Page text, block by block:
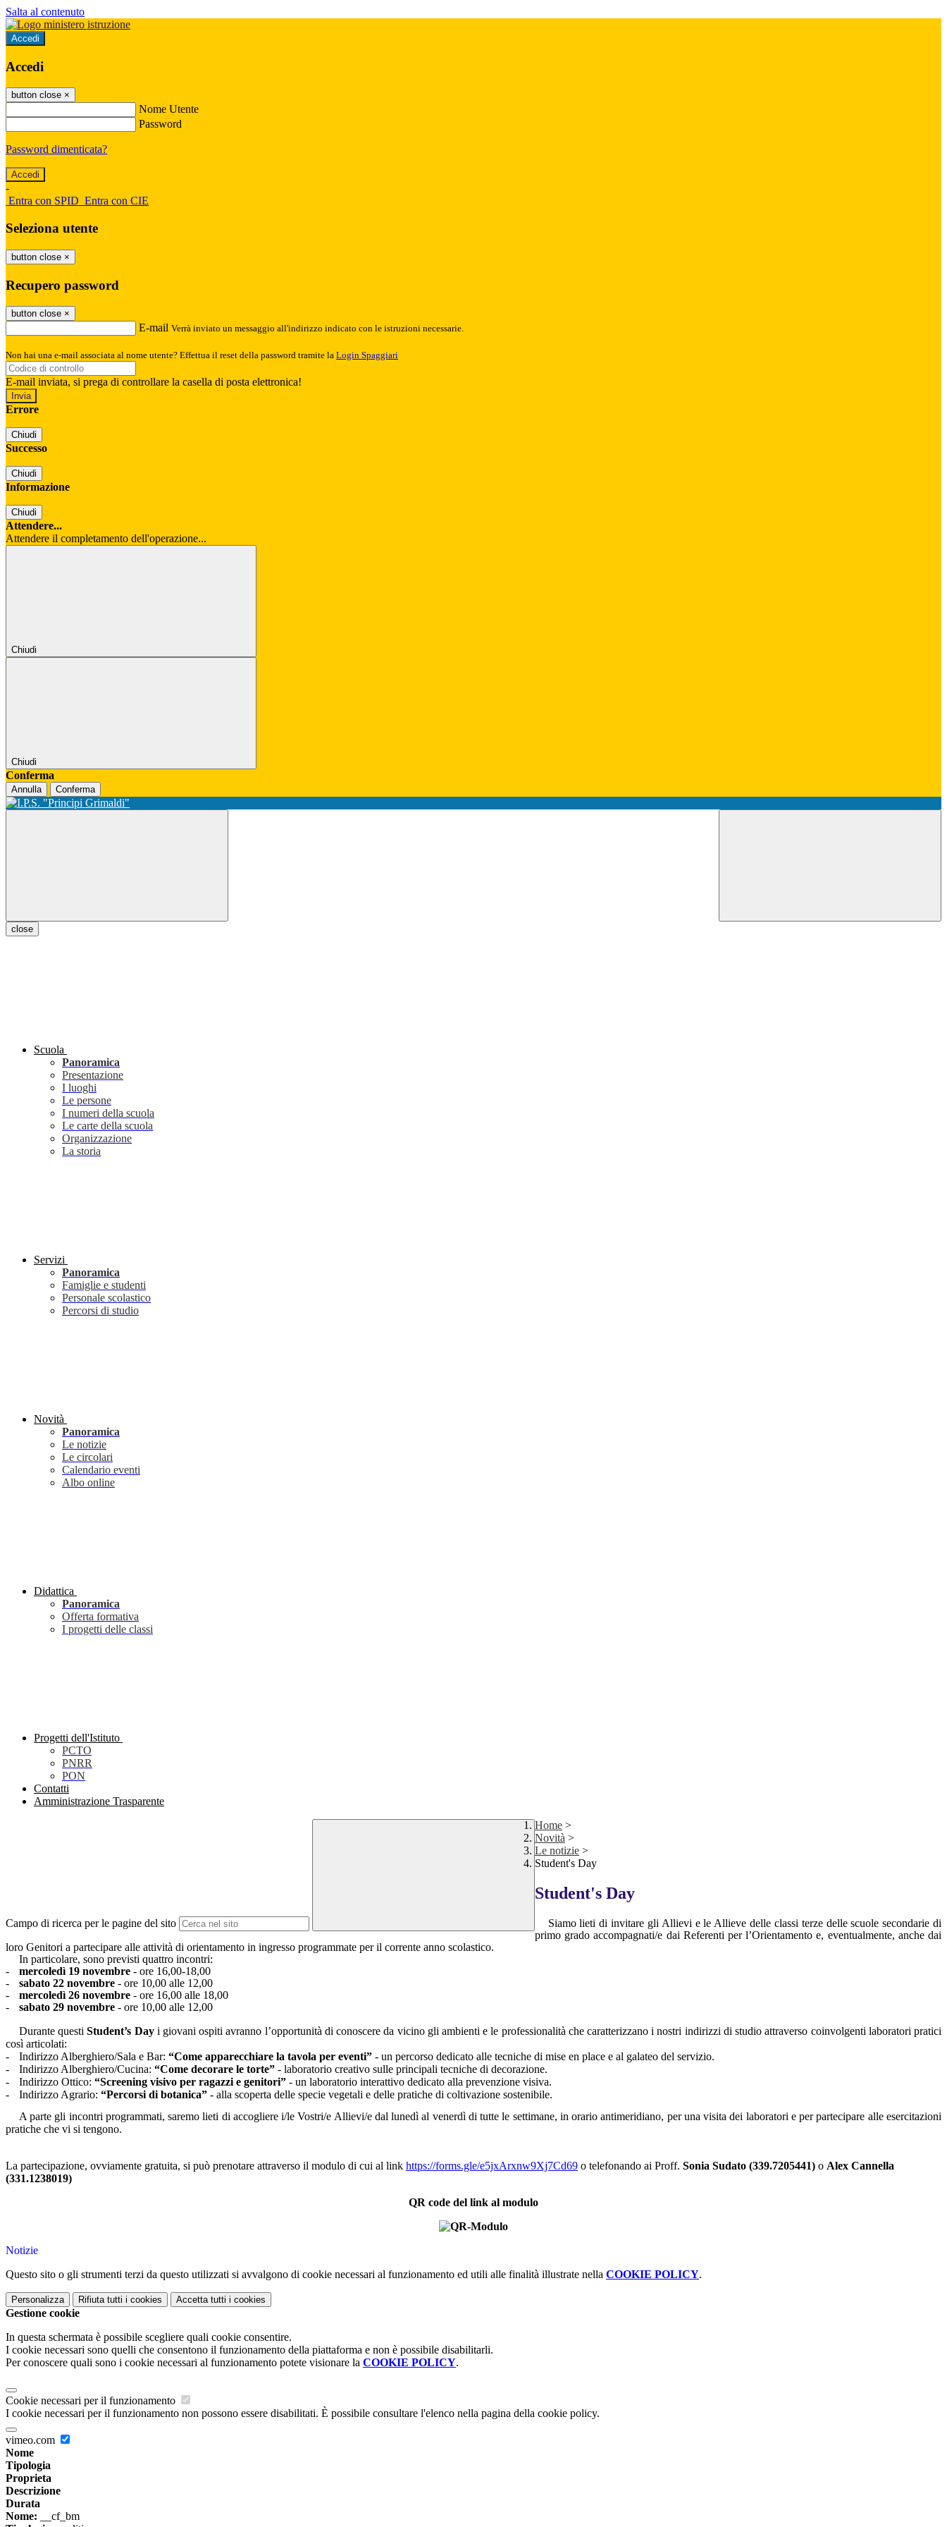
Salta al contenuto
Accedi
Accedi
button close ×
Nome Utente
Password
Password dimenticata?
-
Entra con SPID Entra con CIE
Seleziona utente
button close ×
Recupero password
button close ×
E-mail Verrà inviato un messaggio all'indirizzo indicato con le istruzioni necessarie.
Non hai una e-mail associata al nome utente? Effettua il reset della password tramite la Login Spaggiari
E-mail inviata, si prega di controllare la casella di posta elettronica!
Errore
Chiudi
Successo
Chiudi
Informazione
Chiudi
Attendere...
Attendere il completamento dell'operazione...
Chiudi
Chiudi
Conferma
Annulla Conferma
close
Scuola
Panoramica
Presentazione
I luoghi
Le persone
I numeri della scuola
Le carte della scuola
Organizzazione
La storia
Servizi
Panoramica
Famiglie e studenti
Personale scolastico
Percorsi di studio
Novità
Panoramica
Le notizie
Le circolari
Calendario eventi
Albo online
Didattica
Panoramica
Offerta formativa
I progetti delle classi
Progetti dell'Istituto
PCTO
PNRR
PON
Contatti
Amministrazione Trasparente
Campo di ricerca per le pagine del sito
Home >
Novità >
Le notizie >
Student's Day
Student's Day
Siamo lieti di invitare gli Allievi e le Allieve delle classi terze delle scuole secondarie di
primo grado accompagnati/e dai Referenti per l’Orientamento e, eventualmente, anche dai
loro Genitori a partecipare alle attività di orientamento in ingresso programmate per il corrente anno scolastico.
In particolare, sono previsti quattro incontri:
-
mercoledì 19 novembre - ore 16,00-18,00
-
sabato 22 novembre - ore 10,00 alle 12,00
-
mercoledì 26 novembre - ore 16,00 alle 18,00
-
sabato 29 novembre - ore 10,00 alle 12,00
Durante questiStudent’s Dayi giovani ospiti avranno l’opportunità di conoscere da vicino gli ambienti e le professionalità che caratterizzano i nostri indirizzi di studio attraverso coinvolgenti laboratori pratici
così articolati:
-
Indirizzo Alberghiero/Sala e Bar: “Come apparecchiare la tavola per eventi” - un percorso dedicato alle tecniche di mise en place e al galateo del servizio.
-
Indirizzo Alberghiero/Cucina: “Come decorare le torte” - laboratorio creativo sulle principali tecniche di decorazione.
-
Indirizzo Ottico: “Screening visivo per ragazzi e genitori” - un laboratorio interattivo dedicato alla prevenzione visiva.
-
Indirizzo Agrario: “Percorsi di botanica” - alla scoperta delle specie vegetali e delle pratiche di coltivazione sostenibile.
A parte gli incontri programmati, saremo lieti di accogliere i/le Vostri/e Allievi/e dal lunedì al venerdì di tutte le settimane, in orario antimeridiano, per una visita dei laboratori e per partecipare alle esercitazioni
pratiche che vi si tengono.
La partecipazione, ovviamente gratuita, si può prenotare attraverso il modulo di cui al link https://forms.gle/e5jxArxnw9Xj7Cd69 o telefonando ai Proff. Sonia Sudato (339.7205441) o Alex Cannella
(331.1238019)
QR code del link al modulo
Notizie
Questo sito o gli strumenti terzi da questo utilizzati si avvalgono di cookie necessari al funzionamento ed utili alle finalità illustrate nella COOKIE POLICY.
Personalizza Rifiuta tutti i cookies Accetta tutti i cookies
Gestione cookie
In questa schermata è possibile scegliere quali cookie consentire.
I cookie necessari sono quelli che consentono il funzionamento della piattaforma e non è possibile disabilitarli.
Per conoscere quali sono i cookie necessari al funzionamento potete visionare la COOKIE POLICY.
Cookie necessari per il funzionamento
I cookie necessari per il funzionamento non possono essere disabilitati. È possibile consultare l'elenco nella pagina della cookie policy.
vimeo.com
Nome
Tipologia
Proprieta
Descrizione
Durata
Nome: __cf_bm